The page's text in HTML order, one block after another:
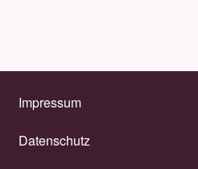
Impressum
Datenschutz